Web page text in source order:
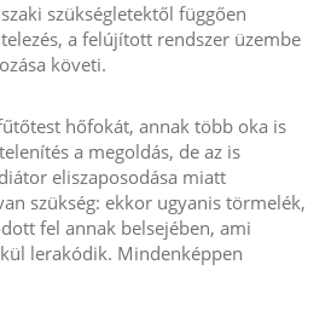
szükségletektől függően
a felújított rendszer üzembe
követi.
hőfokát, annak több oka is
a megoldás, de az is
eliszaposodása miatt
szükség: ekkor ugyanis törmelék,
fel annak belsejében, ami
lerakódik. Mindenképpen